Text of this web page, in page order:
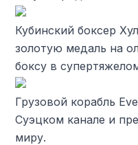
Кубинский боксер
золотую медаль на
боксу в
Грузовой корабль
Суэцком канале и
миру.